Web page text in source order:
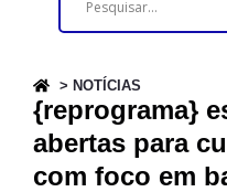
> NOTÍCIAS
{reprograma}
abertas para
com foco em